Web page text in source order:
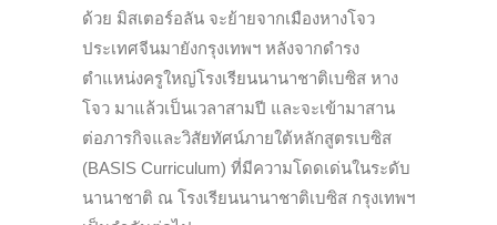
ด้วย มิสเตอร์อลัน จะย้ายจากเมืองหางโจว
ประเทศจีนมายังกรุงเทพฯ หลังจากดำรง
ตำแหน่งครูใหญ่โรงเรียนนานาชาติเบซิส หาง
โจว มาแล้วเป็นเวลาสามปี และจะเข้ามาสาน
ต่อภารกิจและวิสัยทัศน์ภายใต้หลักสูตรเบซิส
(BASIS Curriculum) ที่มีความโดดเด่นในระดับ
นานาชาติ ณ โรงเรียนนานาชาติเบซิส กรุงเทพฯ